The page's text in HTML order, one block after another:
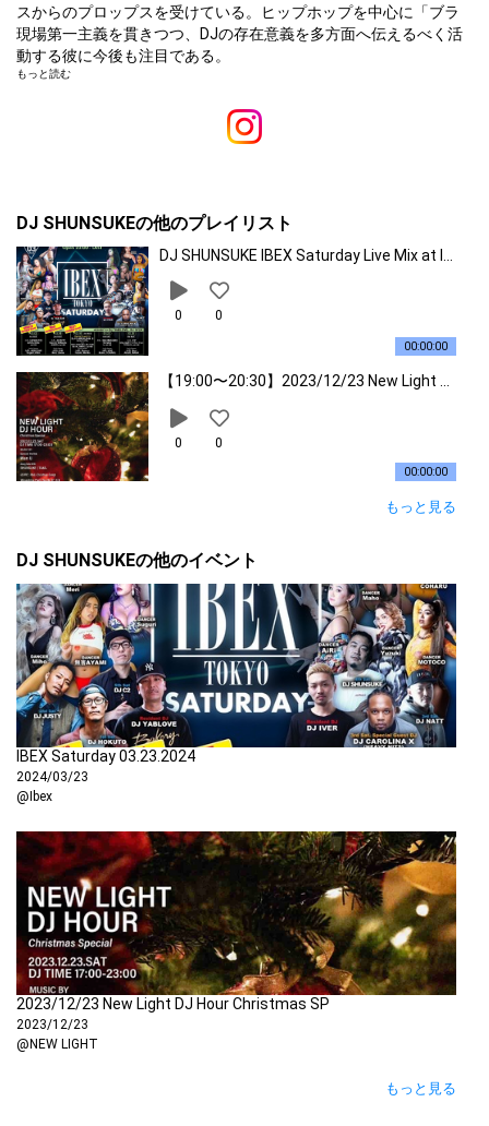
Faneto - Chief Keef
Computers - Rowdy Rebel Ft. Bobby Shmur
da
#MillyRock - 2milly
Dior - Pop Smoke
GATTI - JACKBOYS, Pop Smoke & Travis Sc
ott
Big Drip - Fivio Foreign
Work (Remix) - A$AP Ferg Feat. A$AP Rocky,
French Montana, Trinidad James, & Schoo
lboy Q
Pound Town 2 - Sexyy Red & Tay Keith ft N
icki Minaj
Corona Virus - iMarkKeyz
Up - Cardi B
Tomorrow 2 - GloRilla ft Cardi B
F.N.F. (Let’s Go) - Hitkidd & Glorilla
スからのプロップスを受けている。ヒップホップを中心に「ブラ
ックミュージックを念頭に置いた」プレイスタイルは幅広いジャ
ンルをカバーする。場所を選ばずロックし続ける適応能力の高さ
は同業者からも定評がある。
ポーツブランドNIKE.PUMAのレセプションでのインストアDJやイ
ンポートショップWalkin’StoreのノベルティCD制作、世界的な電
バスケットボールを担当。その選曲はメディアやSNSでも話題に
なった。
現場第一主義を貫きつつ、DJの存在意義を多方面へ伝えるべく活
動する彼に今後も注目である。
もっと読む
DJ SHUNSUKEの他のプレイリスト
0 0
00:00:00
0 0
00:00:00
もっと見る
DJ SHUNSUKEの他のイベント
IBEX Saturday 03.23.2024
2024/03/23
@Ibex
2023/12/23 New Light DJ Hour Christmas SP
2023/12/23
@NEW LIGHT
もっと見る